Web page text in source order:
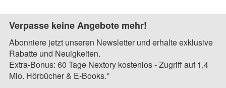
Verpasse keine Angebote mehr!
Abonniere jetzt unseren Newsletter und erhalte exklusive
Rabatte und Neuigkeiten.
Extra-Bonus: 60 Tage Nextory kostenlos - Zugriff auf 1,4
Mio. Hörbücher & E-Books.*